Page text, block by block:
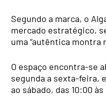
Segundo a marca, o
mercado estratégico,
uma “autêntica montra
O espaço encontra-se
segunda a sexta-feira,
ao sábado, das 10:00